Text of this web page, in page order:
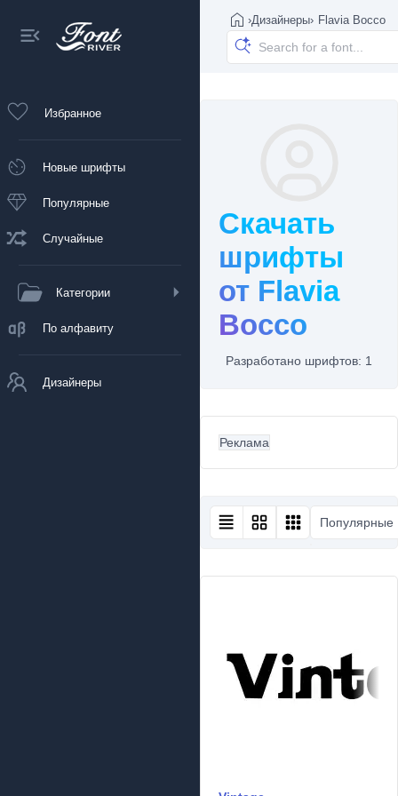
Избранное
Новые шрифты
Популярные
Случайные
Категории
По алфавиту
Дизайнеры
›Дизайнеры› Flavia Bocco
Скачать
шрифты
от Flavia
Bocco
Разработано шрифтов: 1
Реклама
Популярные